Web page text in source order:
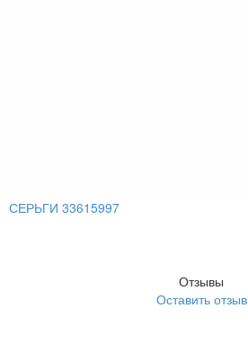
СЕРЬГИ 33615997
Отзывы
Оставить отзыв